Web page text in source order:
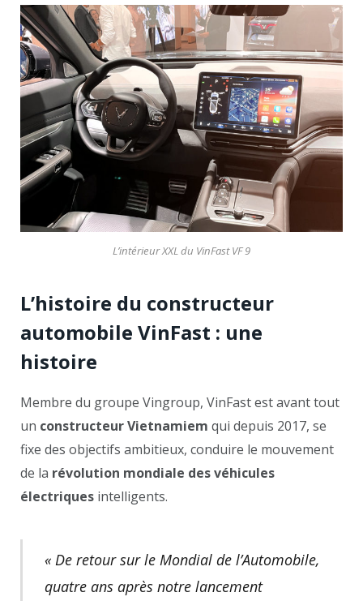
L’intérieur XXL du VinFast VF 9
L’histoire du constructeur
automobile VinFast : une
histoire
Membre du groupe Vingroup, VinFast est avant tout
un constructeur Vietnamiem qui depuis 2017, se
fixe des objectifs ambitieux, conduire le mouvement
de la révolution mondiale des véhicules
électriques intelligents.
« De retour sur le Mondial de l’Automobile,
quatre ans après notre lancement